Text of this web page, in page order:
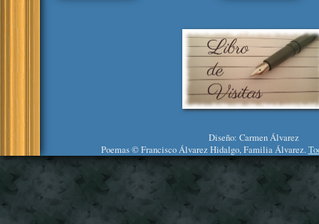
Diseño: Carmen Álvarez
Poemas © Francisco Álvarez Hidalgo, Familia Álvarez.